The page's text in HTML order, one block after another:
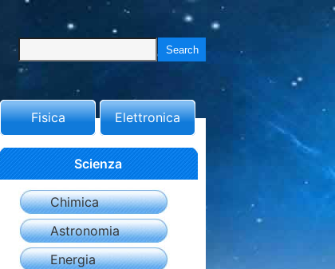
Fisica Elettronica
Scienza
Chimica
Astronomia
Energia